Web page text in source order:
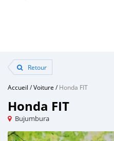
Retour
Accueil /Voiture /Honda FIT
Honda FIT
Bujumbura